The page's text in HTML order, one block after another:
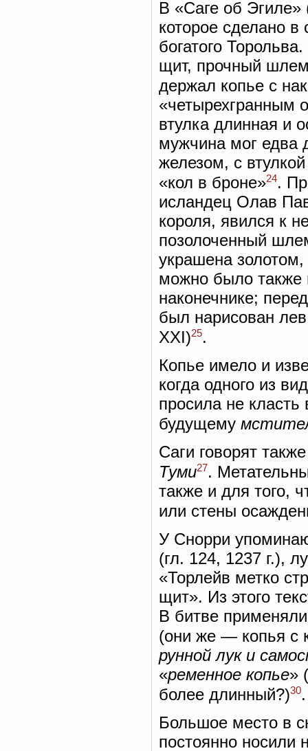
В «Саге об Эгиле»
которое сделано в
богатого
щит, прочный
держал копье с
«четырехгранным
втулка длинная и
мужчина мог едва
железом, с
«кол в броне»24.
исландец Олав
короля, явился к
позолоченный
украшена
можно было также
наконечнике;
был нарисован
XXI)25.
Копье имело и
когда одного из
просила не класть
будущему
Саги говорят
Туми27.
также и для того,
или стены
У Снорри
(гл. 124, 1237 г.),
«Торлейв метко
щит». Из этого
В битве
(они же — копья с
рунной лук и
«ременное копье»
более длинный?)30.
Большое место в
постоянно носили